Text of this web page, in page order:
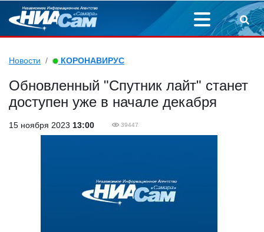
Новости КОРОНАВИРУС
Обновленный "Спутник лайт" станет
доступен уже в начале декабря
15 ноября 2023 13:00 39447